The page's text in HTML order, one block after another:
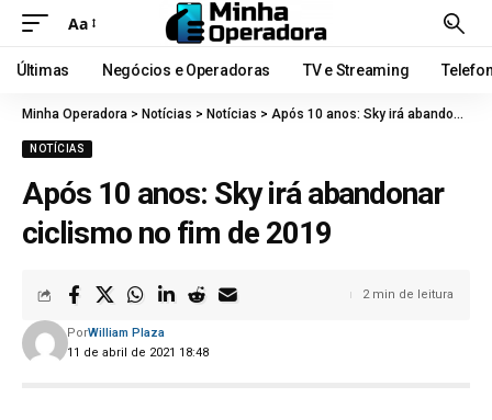
Aa
Últimas Negócios e Operadoras TV e Streaming
Minha Operadora > Notícias > Notícias > Após 10 anos: Sky irá abandonar ciclismo no fim de 2019
NOTÍCIAS
Após 10 anos: Sky irá abandonar
ciclismo no fim de 2019
11 de abril de 2021 18:48
PorWilliam Plaza
2 min de leitura